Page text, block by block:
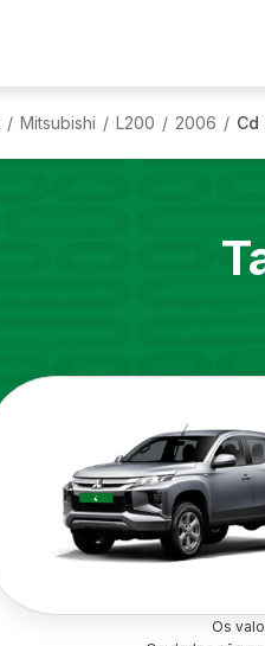
/ Mitsubishi / L200 / 2006 / Cd
Os